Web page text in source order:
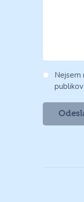
Nejsem